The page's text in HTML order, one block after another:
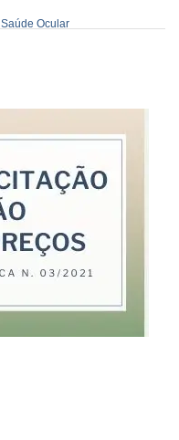
Saúde Ocular